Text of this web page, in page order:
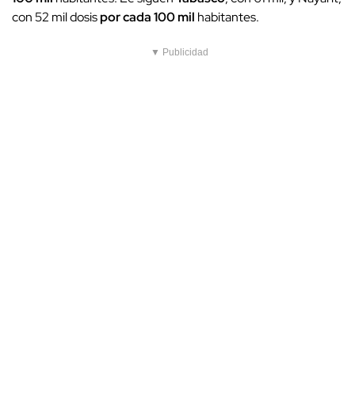
con 52 mil dosispor cada 100 mil habitantes.
▼ Publicidad